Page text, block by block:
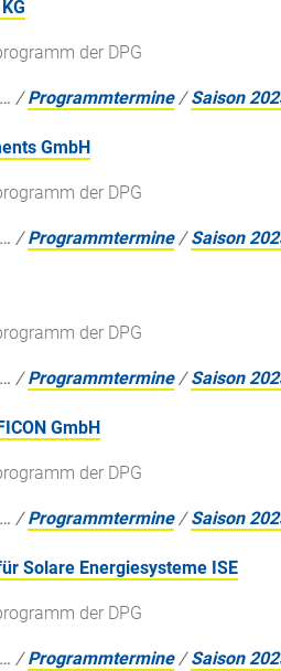
der DPG
… /Programmtermine /Saison
GmbH
der DPG
… /Programmtermine /Saison
der DPG
… /Programmtermine /Saison
GmbH
der DPG
… /Programmtermine /Saison
Solare Energiesysteme ISE
der DPG
… /Programmtermine /Saison